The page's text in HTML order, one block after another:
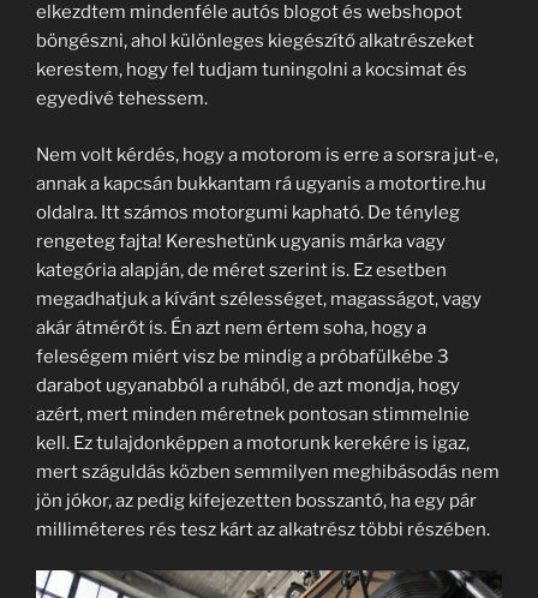
elkezdtem mindenféle autós blogot és webshopot
böngészni, ahol különleges kiegészítő alkatrészeket
kerestem, hogy fel tudjam tuningolni a kocsimat és
egyedivé tehessem.
Nem volt kérdés, hogy a motorom is erre a sorsra jut-e,
annak a kapcsán bukkantam rá ugyanis a motortire.hu
oldalra. Itt számos motorgumi kapható. De tényleg
rengeteg fajta! Kereshetünk ugyanis márka vagy
kategória alapján, de méret szerint is. Ez esetben
megadhatjuk a kívánt szélességet, magasságot, vagy
akár átmérőt is. Én azt nem értem soha, hogy a
feleségem miért visz be mindig a próbafülkébe 3
darabot ugyanabból a ruhából, de azt mondja, hogy
azért, mert minden méretnek pontosan stimmelnie
kell. Ez tulajdonképpen a motorunk kerekére is igaz,
mert száguldás közben semmilyen meghibásodás nem
jön jókor, az pedig kifejezetten bosszantó, ha egy pár
milliméteres rés tesz kárt az alkatrész többi részében.